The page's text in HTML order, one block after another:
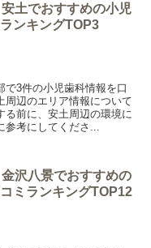
安土でおすすめの小児
ンキングTOP3
3件の小児歯科情報を口
周辺のエリア情報について
前に、安土周辺の環境に
考にしてくださ...
金沢八景でおすすめの
ミランキングTOP12